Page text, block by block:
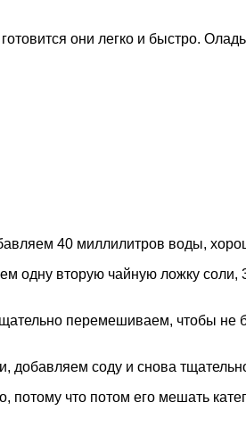
они легко и быстро.
40 миллилитров воды,
одну вторую чайную ложку
перемешиваем, чтобы не
добавляем соду и снова
что потом его мешать